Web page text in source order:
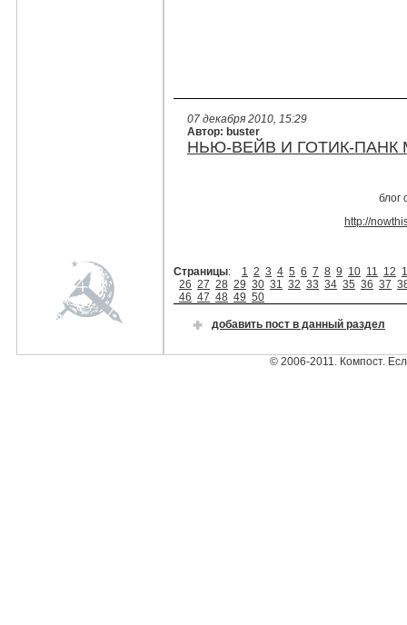
07 декабря 2010, 15:29
Автор: buster
НЬЮ-ВЕЙВ И ГОТИК-ПАНК
блог
http://
Страницы: 1 2 3 4 5 6 7 8 9 10 11 12
26 27 28 29 30 31 32 33 34 35 36 37
46 47 48 49 50
добавить пост в данный раздел
© 2006-2011. Компост.